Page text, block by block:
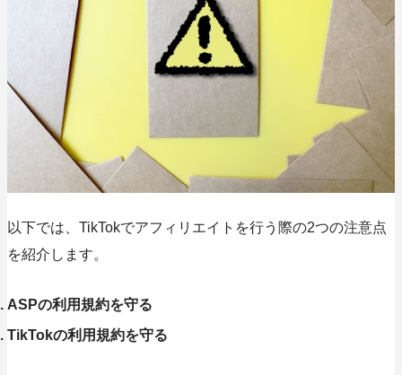
以下では、TikTokでアフィリエイトを行う際の2つの注意点
を紹介します。
ASPの利用規約を守る
TikTokの利用規約を守る